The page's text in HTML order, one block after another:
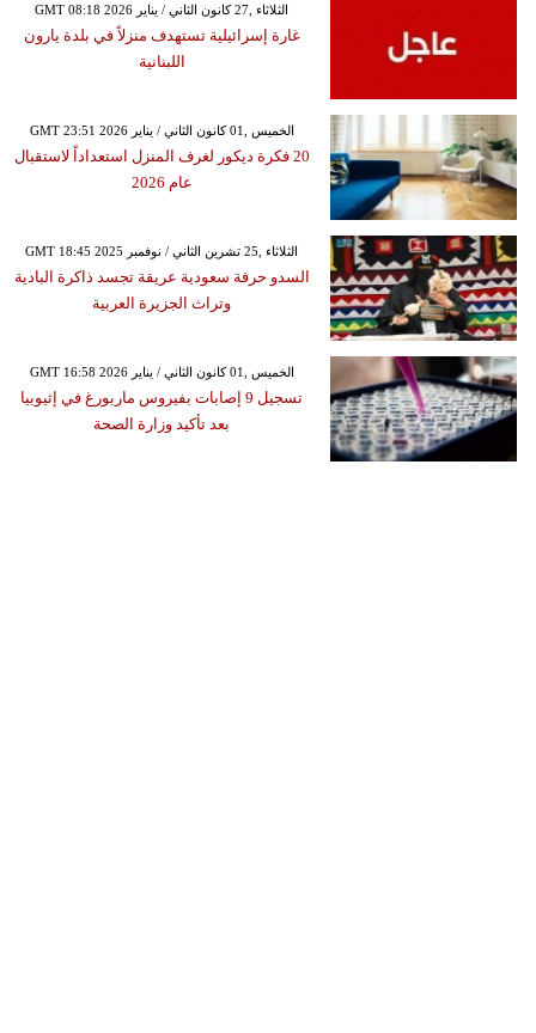
GMT 08:18 2026 الثلاثاء ,27 كانون الثاني / يناير
غارة إسرائيلية تستهدف منزلاً في بلدة يارون
اللبنانية
GMT 23:51 2026 الخميس ,01 كانون الثاني / يناير
20 فكرة ديكور لغرف المنزل استعداداً لاستقبال
عام 2026
GMT 18:45 2025 الثلاثاء ,25 تشرين الثاني / نوفمبر
السدو حرفة سعودية عريقة تجسد ذاكرة البادية
وتراث الجزيرة العربية
GMT 16:58 2026 الخميس ,01 كانون الثاني / يناير
تسجيل 9 إصابات بفيروس ماربورغ في إثيوبيا
بعد تأكيد وزارة الصحة